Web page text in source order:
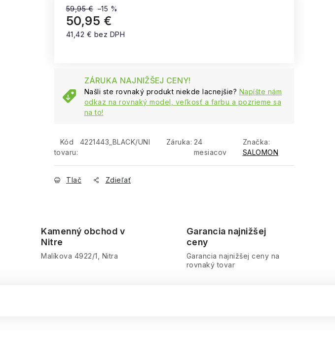
59,95 € –15 %
50,95 €
41,42 € bez DPH
ZÁRUKA NAJNIŽŠEJ CENY!
Našli ste rovnaký produkt niekde lacnejšie? Napíšte nám
odkaz na rovnaký model, veľkosť a farbu a pozrieme sa
na to!
Kód
tovaru:
4221443_BLACK/UNI Záruka: 24
mesiacov
Značka:
SALOMON
Tlač Zdieľať
Kamenný obchod v
Nitre
Malíkova 4922/1, Nitra
Garancia najnižšej
ceny
Garancia najnižšej ceny na
rovnaký tovar